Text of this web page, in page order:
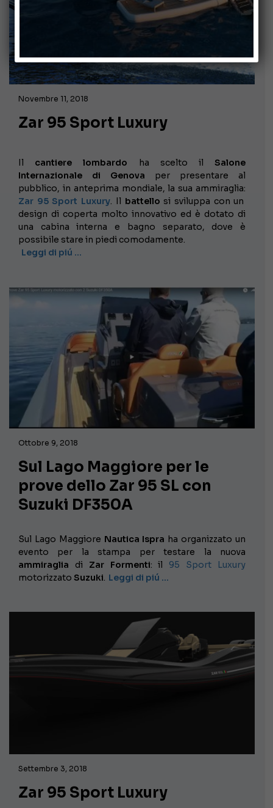
Novembre 11, 2018
Zar 95 Sport Luxury
Il cantiere lombardo ha scelto ilSalone
Internazionale di Genova per presentare al
pubblico, in anteprima mondiale, la sua ammiraglia:
Zar 95 Sport Luxury. Il battello si sviluppa con un
design di coperta molto innovativo ed è dotato di
una cabina interna e bagno separato, dove è
possibile stare in piedi comodamente.
Leggi di piú …
Ottobre 9, 2018
Sul Lago Maggiore per le
prove dello Zar 95 SL con
Suzuki DF350A
Sul Lago Maggiore Nautica Ispra ha organizzato un
evento per la stampa per testare la nuova
ammiraglia di Zar Formenti: il 95 Sport Luxury
motorizzato Suzuki. Leggi di piú …
Settembre 3, 2018
Zar 95 Sport Luxury